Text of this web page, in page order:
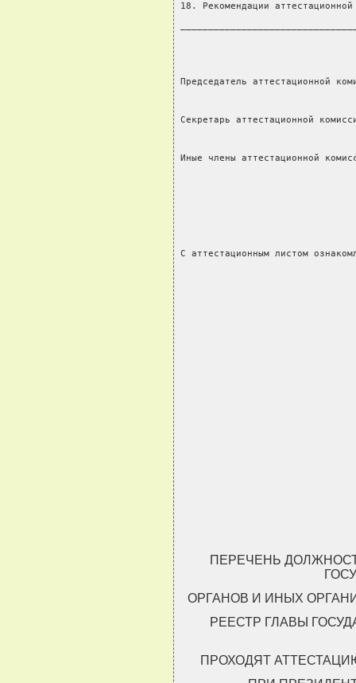
18. Рекомендации
Председатель аттестационной
Секретарь аттестационной
Иные члены аттестационной
С аттестационным листом
ПЕРЕЧЕНЬ
ОРГАНОВ И ИНЫХ
РЕЕСТР ГЛАВЫ
ПРОХОДЯТ